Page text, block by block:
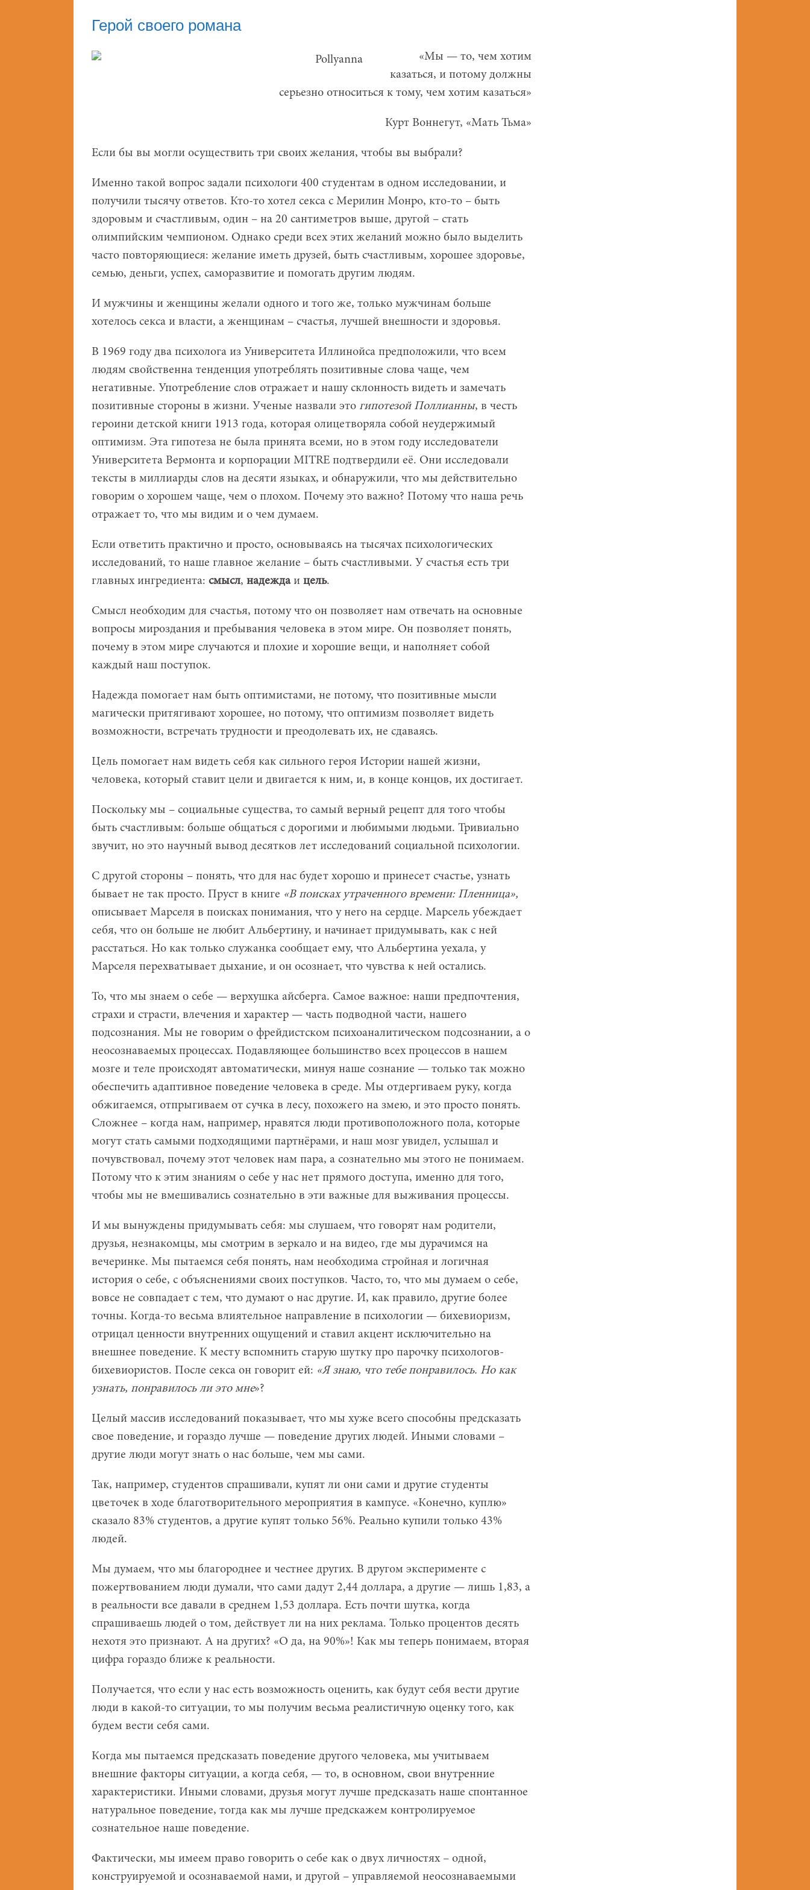
Герой своего романа
«Мы — то, чем хотим
казаться, и потому должны
серьезно относиться к тому, чем хотим казаться»
Курт Воннегут, «Мать Тьма»
Если бы вы могли осуществить три своих желания, чтобы вы выбрали?
Именно такой вопрос задали психологи 400 студентам в одном исследовании, и
получили тысячу ответов. Кто-то хотел секса с Мерилин Монро, кто-то – быть
здоровым и счастливым, один – на 20 сантиметров выше, другой – стать
олимпийским чемпионом. Однако среди всех этих желаний можно было выделить
часто повторяющиеся: желание иметь друзей, быть счастливым, хорошее здоровье,
семью, деньги, успех, саморазвитие и помогать другим людям.
И мужчины и женщины желали одного и того же, только мужчинам больше
хотелось секса и власти, а женщинам – счастья, лучшей внешности и здоровья.
В 1969 году два психолога из Университета Иллинойса предположили, что всем
людям свойственна тенденция употреблять позитивные слова чаще, чем
негативные. Употребление слов отражает и нашу склонность видеть и замечать
позитивные стороны в жизни. Ученые назвали это гипотезой Поллианны, в честь
героини детской книги 1913 года, которая олицетворяла собой неудержимый
оптимизм. Эта гипотеза не была принята всеми, но в этом году исследователи
Университета Вермонта и корпорации MITRE подтвердили её. Они исследовали
тексты в миллиарды слов на десяти языках, и обнаружили, что мы действительно
говорим о хорошем чаще, чем о плохом. Почему это важно? Потому что наша речь
отражает то, что мы видим и о чем думаем.
Если ответить практично и просто, основываясь на тысячах психологических
исследований, то наше главное желание – быть счастливыми. У счастья есть три
главных ингредиента: смысл, надеждаи цель.
Смысл необходим для счастья, потому что он позволяет нам отвечать на основные
вопросы мироздания и пребывания человека в этом мире. Он позволяет понять,
почему в этом мире случаются и плохие и хорошие вещи, и наполняет собой
каждый наш поступок.
Надежда помогает нам быть оптимистами, не потому, что позитивные мысли
магически притягивают хорошее, но потому, что оптимизм позволяет видеть
возможности, встречать трудности и преодолевать их, не сдаваясь.
Цель помогает нам видеть себя как сильного героя Истории нашей жизни,
человека, который ставит цели и двигается к ним, и, в конце концов, их достигает.
Поскольку мы – социальные существа, то самый верный рецепт для того чтобы
быть счастливым: больше общаться с дорогими и любимыми людьми. Тривиально
звучит, но это научный вывод десятков лет исследований социальной психологии.
С другой стороны – понять, что для нас будет хорошо и принесет счастье, узнать
бывает не так просто. Пруст в книге «В поисках утраченного времени: Пленница»,
описывает Марселя в поисках понимания, что у него на сердце. Марсель убеждает
себя, что он больше не любит Альбертину, и начинает придумывать, как с ней
расстаться. Но как только служанка сообщает ему, что Альбертина уехала, у
Марселя перехватывает дыхание, и он осознает, что чувства к ней остались.
То, что мы знаем о себе — верхушка айсберга. Самое важное: наши предпочтения,
страхи и страсти, влечения и характер — часть подводной части, нашего
подсознания. Мы не говорим о фрейдистском психоаналитическом подсознании, а о
неосознаваемых процессах. Подавляющее большинство всех процессов в нашем
мозге и теле происходят автоматически, минуя наше сознание — только так можно
обеспечить адаптивное поведение человека в среде. Мы отдергиваем руку, когда
обжигаемся, отпрыгиваем от сучка в лесу, похожего на змею, и это просто понять.
Сложнее – когда нам, например, нравятся люди противоположного пола, которые
могут стать самыми подходящими партнёрами, и наш мозг увидел, услышал и
почувствовал, почему этот человек нам пара, а сознательно мы этого не понимаем.
Потому что к этим знаниям о себе у нас нет прямого доступа, именно для того,
чтобы мы не вмешивались сознательно в эти важные для выживания процессы.
И мы вынуждены придумывать себя: мы слушаем, что говорят нам родители,
друзья, незнакомцы, мы смотрим в зеркало и на видео, где мы дурачимся на
вечеринке. Мы пытаемся себя понять, нам необходима стройная и логичная
история о себе, с объяснениями своих поступков. Часто, то, что мы думаем о себе,
вовсе не совпадает с тем, что думают о нас другие. И, как правило, другие более
точны. Когда-то весьма влиятельное направление в психологии — бихевиоризм,
отрицал ценности внутренних ощущений и ставил акцент исключительно на
внешнее поведение. К месту вспомнить старую шутку про парочку психологов-
бихевиористов. После секса он говорит ей: «Я знаю, что тебе понравилось. Но как
узнать, понравилось ли это мне»?
Целый массив исследований показывает, что мы хуже всего способны предсказать
свое поведение, и гораздо лучше — поведение других людей. Иными словами –
другие люди могут знать о нас больше, чем мы сами.
Так, например, студентов спрашивали, купят ли они сами и другие студенты
цветочек в ходе благотворительного мероприятия в кампусе. «Конечно, куплю»
сказало 83% студентов, а другие купят только 56%. Реально купили только 43%
людей.
Мы думаем, что мы благороднее и честнее других. В другом эксперименте с
пожертвованием люди думали, что сами дадут 2,44 доллара, а другие — лишь 1,83, а
в реальности все давали в среднем 1,53 доллара. Есть почти шутка, когда
спрашиваешь людей о том, действует ли на них реклама. Только процентов десять
нехотя это признают. А на других? «О да, на 90%»! Как мы теперь понимаем, вторая
цифра гораздо ближе к реальности.
Получается, что если у нас есть возможность оценить, как будут себя вести другие
люди в какой-то ситуации, то мы получим весьма реалистичную оценку того, как
будем вести себя сами.
Когда мы пытаемся предсказать поведение другого человека, мы учитываем
внешние факторы ситуации, а когда себя, — то, в основном, свои внутренние
характеристики. Иными словами, друзья могут лучше предсказать наше спонтанное
натуральное поведение, тогда как мы лучше предскажем контролируемое
сознательное наше поведение.
Фактически, мы имеем право говорить о себе как о двух личностях – одной,
конструируемой и осознаваемой нами, и другой – управляемой неосознаваемыми